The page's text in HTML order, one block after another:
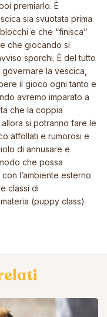
premiarlo. È
sia svuotata prima
e che “finisca”
che giocando si
sporchi. Ѐ del tutto
la vescica,
il gioco ogni tanto e
avremo imparato a
che la coppia
si potranno fare le
affollati e rumorosi e
di annusare e
che possa
l’ambiente esterno
classi di
(puppy class)